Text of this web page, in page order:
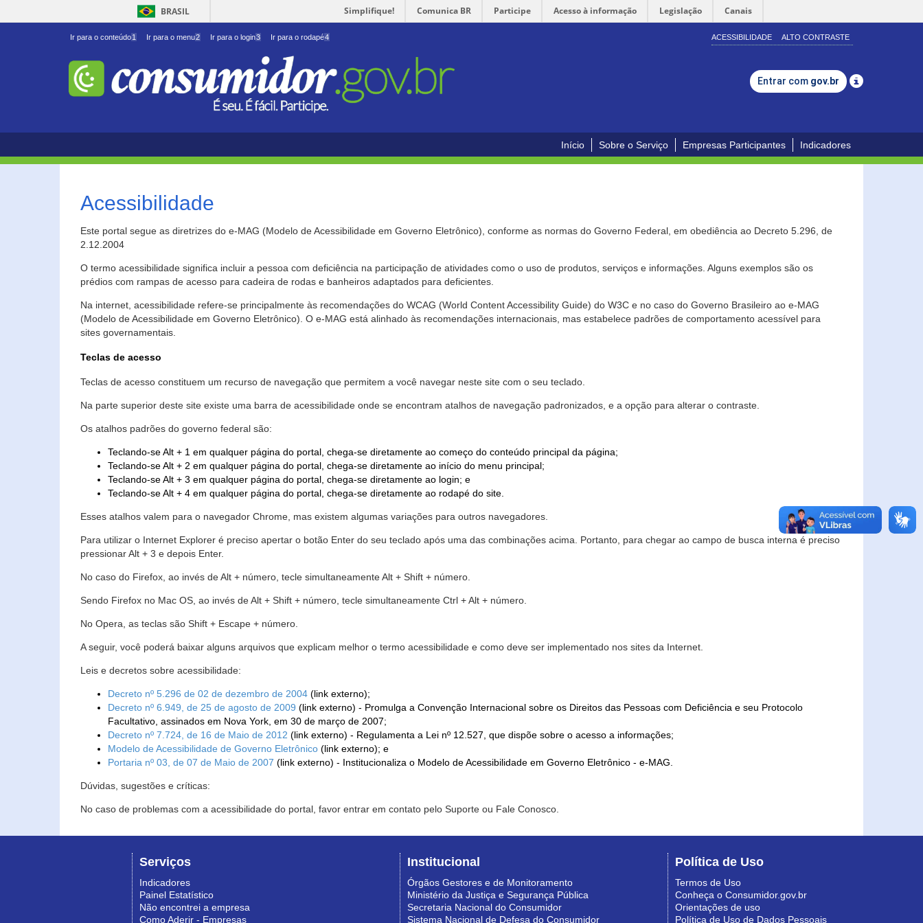
BRASIL Simplifique! Comunica BR Participe Acesso à informação Legislação Canais
Ir para o conteúdo1 Ir para o menu2 Ir para o login3 Ir para o rodapé4 ACESSIBILIDADE ALTO CONTRASTE
Entrar com gov.br
Início Sobre o Serviço Empresas Participantes Indicadores
Acessibilidade
Este portal segue as diretrizes do e-MAG (Modelo de Acessibilidade em Governo Eletrônico), conforme as normas do Governo Federal, em obediência ao Decreto 5.296, de
2.12.2004
O termo acessibilidade significa incluir a pessoa com deficiência na participação de atividades como o uso de produtos, serviços e informações. Alguns exemplos são os
prédios com rampas de acesso para cadeira de rodas e banheiros adaptados para deficientes.
Na internet, acessibilidade refere-se principalmente às recomendações do WCAG (World Content Accessibility Guide) do W3C e no caso do Governo Brasileiro ao e-MAG
(Modelo de Acessibilidade em Governo Eletrônico). O e-MAG está alinhado às recomendações internacionais, mas estabelece padrões de comportamento acessível para
sites governamentais.
Teclas de acesso
Teclas de acesso constituem um recurso de navegação que permitem a você navegar neste site com o seu teclado.
Na parte superior deste site existe uma barra de acessibilidade onde se encontram atalhos de navegação padronizados, e a opção para alterar o contraste.
Os atalhos padrões do governo federal são:
Teclando-se Alt + 1 em qualquer página do portal, chega-se diretamente ao começo do conteúdo principal da página;
Teclando-se Alt + 2 em qualquer página do portal, chega-se diretamente ao início do menu principal;
Teclando-se Alt + 3 em qualquer página do portal, chega-se diretamente ao login; e
Teclando-se Alt + 4 em qualquer página do portal, chega-se diretamente ao rodapé do site.
Esses atalhos valem para o navegador Chrome, mas existem algumas variações para outros navegadores.
Para utilizar o Internet Explorer é preciso apertar o botão Enter do seu teclado após uma das combinações acima. Portanto, para chegar ao campo de busca interna é preciso
pressionar Alt + 3 e depois Enter.
No caso do Firefox, ao invés de Alt + número, tecle simultaneamente Alt + Shift + número.
Sendo Firefox no Mac OS, ao invés de Alt + Shift + número, tecle simultaneamente Ctrl + Alt + número.
No Opera, as teclas são Shift + Escape + número.
A seguir, você poderá baixar alguns arquivos que explicam melhor o termo acessibilidade e como deve ser implementado nos sites da Internet.
Leis e decretos sobre acessibilidade:
Decreto nº 5.296 de 02 de dezembro de 2004 (link externo);
Decreto nº 6.949, de 25 de agosto de 2009 (link externo) - Promulga a Convenção Internacional sobre os Direitos das Pessoas com Deficiência e seu Protocolo
Facultativo, assinados em Nova York, em 30 de março de 2007;
Decreto nº 7.724, de 16 de Maio de 2012 (link externo) - Regulamenta a Lei nº 12.527, que dispõe sobre o acesso a informações;
Modelo de Acessibilidade de Governo Eletrônico (link externo); e
Portaria nº 03, de 07 de Maio de 2007 (link externo) - Institucionaliza o Modelo de Acessibilidade em Governo Eletrônico - e-MAG.
Dúvidas, sugestões e críticas:
No caso de problemas com a acessibilidade do portal, favor entrar em contato pelo Suporte ou Fale Conosco.
Serviços
Indicadores
Painel Estatístico
Não encontrei a empresa
Como Aderir - Empresas
Institucional
Órgãos Gestores e de Monitoramento
Ministério da Justiça e Segurança Pública
Secretaria Nacional do Consumidor
Sistema Nacional de Defesa do Consumidor
Política de Uso
Termos de Uso
Conheça o Consumidor.gov.br
Orientações de uso
Política de Uso de Dados Pessoais